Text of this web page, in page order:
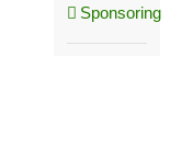
Sponsoring